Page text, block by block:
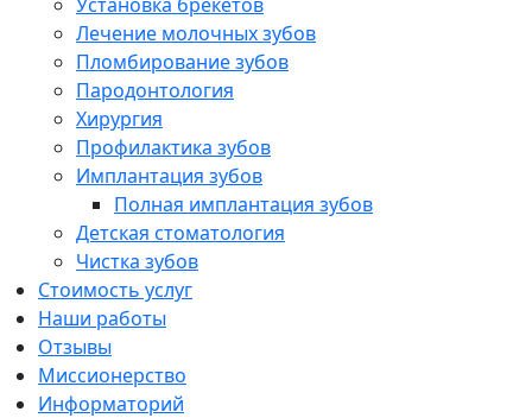
Лечение молочных зубов
Пломбирование зубов
Пародонтология
Хирургия
Профилактика зубов
Имплантация зубов
Полная имплантация зубов
Детская стоматология
Чистка зубов
Стоимость услуг
Наши работы
Отзывы
Миссионерство
Информаторий